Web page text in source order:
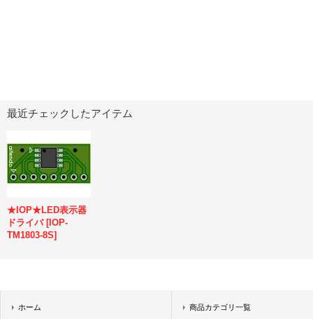
最近チェックしたアイテム
★IOP★LED表示器
ドライバ [IOP-
TM1803-8S]
ホーム 商品カテゴリ一覧